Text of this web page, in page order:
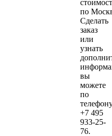
по
Сделать
заказ
или
узнать
вы
можете
по
+7 495
933-25-
76.